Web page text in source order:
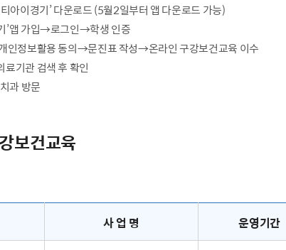
아이경기’ 다운로드 (5월2일부터 앱 다운로드 가능)
’앱 가입→로그인→학생 인증
인정보활용 동의→문진표 작성→온라인 구강보건교육 이수
료기관 검색 후 확인
과 방문
보건교육
사 업 명 운영기간